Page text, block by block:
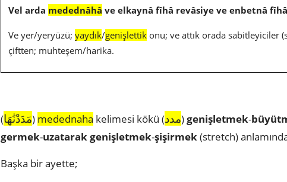
Vel arda medednâhâ ve elkaynâ fîhâ revâsiye ve enbetnâ
Ve yer/yeryüzü; yaydık/genişlettik onu; ve attık orada sabitleyiciler
çiftten; muhteşem/harika.
(مَدَدْنَٰهَا) medednaha kelimesi kökü (مدد)genişletmek-
germek-uzatarakgenişletmek-şişirmek(stretch)
Başka bir ayette;